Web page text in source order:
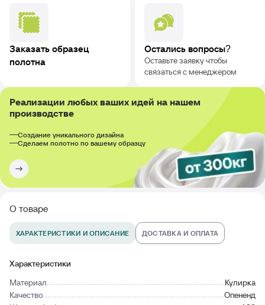
Заказать образец
полотна
Остались вопросы?
Оставьте заявку чтобы
связаться с менеджером
Реализации любых ваших идей на нашем
производстве
Создание уникального дизайна
Сделаем полотно по вашему образцу
О товаре
ХАРАКТЕРИСТИКИ И ОПИСАНИЕ ДОСТАВКА И ОПЛАТА
Характеристики
Материал
Кулирка
Качество
Опененд